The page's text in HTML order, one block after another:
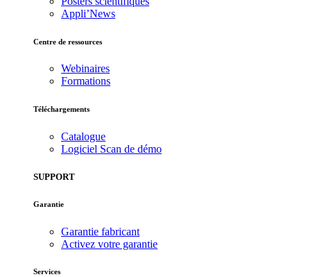
Appli’News
Centre de ressources
Webinaires
Formations
Téléchargements
Catalogue
Logiciel Scan de démo
SUPPORT
Garantie
Garantie fabricant
Activez votre garantie
Services